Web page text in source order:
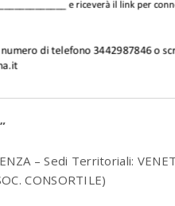
– Sedi Territoriali:
CONSORTILE)